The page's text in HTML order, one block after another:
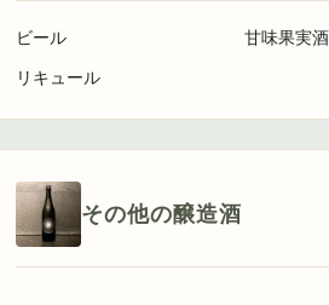
ビール
リキュール
甘味果実酒
その他の醸造酒